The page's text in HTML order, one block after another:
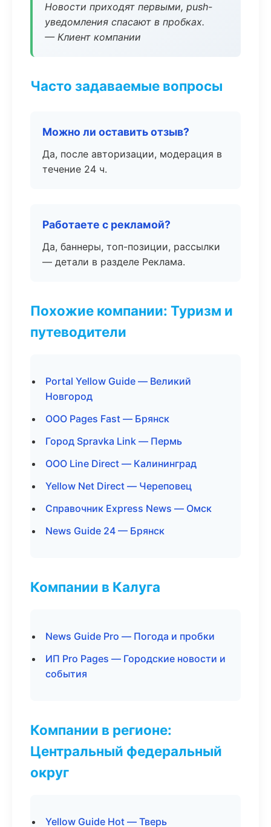
Новости приходят первыми, push-
уведомления спасают в пробках.
— Клиент компании
Часто задаваемые вопросы
Можно ли оставить отзыв?
Да, после авторизации, модерация в
течение 24 ч.
Работаете с рекламой?
Да, баннеры, топ-позиции, рассылки
— детали в разделе Реклама.
Похожие компании: Туризм и
путеводители
Portal Yellow Guide — Великий
Новгород
ООО Pages Fast — Брянск
Город Spravka Link — Пермь
ООО Line Direct — Калининград
Yellow Net Direct — Череповец
Справочник Express News — Омск
News Guide 24 — Брянск
Компании в Калуга
News Guide Pro — Погода и пробки
ИП Pro Pages — Городские новости и
события
Компании в регионе:
Центральный федеральный
округ
Yellow Guide Hot — Тверь